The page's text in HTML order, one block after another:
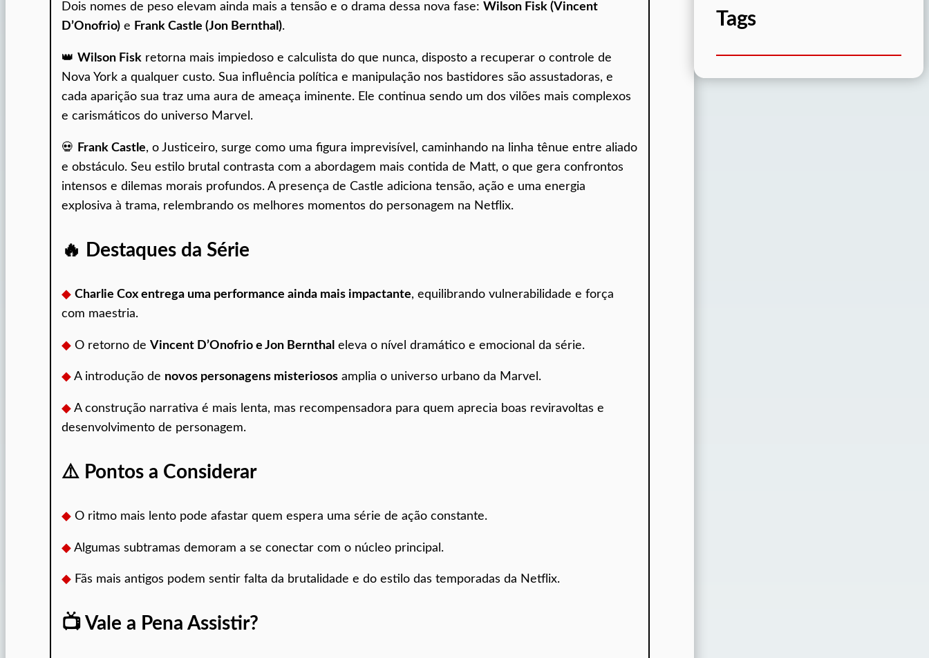
Dois nomes de peso elevam ainda mais a tensão e o drama dessa nova fase: Wilson Fisk (Vincent
D’Onofrio) e Frank Castle (Jon Bernthal).
👑 Wilson Fisk retorna mais impiedoso e calculista do que nunca, disposto a recuperar o controle de
Nova York a qualquer custo. Sua influência política e manipulação nos bastidores são assustadoras, e
cada aparição sua traz uma aura de ameaça iminente. Ele continua sendo um dos vilões mais complexos
e carismáticos do universo Marvel.
💀 Frank Castle, o Justiceiro, surge como uma figura imprevisível, caminhando na linha tênue entre aliado
e obstáculo. Seu estilo brutal contrasta com a abordagem mais contida de Matt, o que gera confrontos
intensos e dilemas morais profundos. A presença de Castle adiciona tensão, ação e uma energia
explosiva à trama, relembrando os melhores momentos do personagem na Netflix.
🔥 Destaques da Série
◆ Charlie Cox entrega uma performance ainda mais impactante, equilibrando vulnerabilidade e força
com maestria.
◆ O retorno de Vincent D’Onofrio e Jon Bernthal eleva o nível dramático e emocional da série.
◆ A introdução de novos personagens misteriosos amplia o universo urbano da Marvel.
◆ A construção narrativa é mais lenta, mas recompensadora para quem aprecia boas reviravoltas e
desenvolvimento de personagem.
⚠️ Pontos a Considerar
◆ O ritmo mais lento pode afastar quem espera uma série de ação constante.
◆ Algumas subtramas demoram a se conectar com o núcleo principal.
◆ Fãs mais antigos podem sentir falta da brutalidade e do estilo das temporadas da Netflix.
📺 Vale a Pena Assistir?
Tags